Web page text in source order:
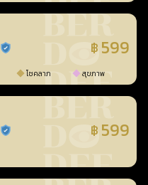
ร้านยืนยันแล้ว ฿ 599
โชคลาภ สุขภาพ
ร้านยืนยันแล้ว ฿ 599